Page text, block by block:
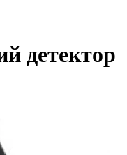
детектор